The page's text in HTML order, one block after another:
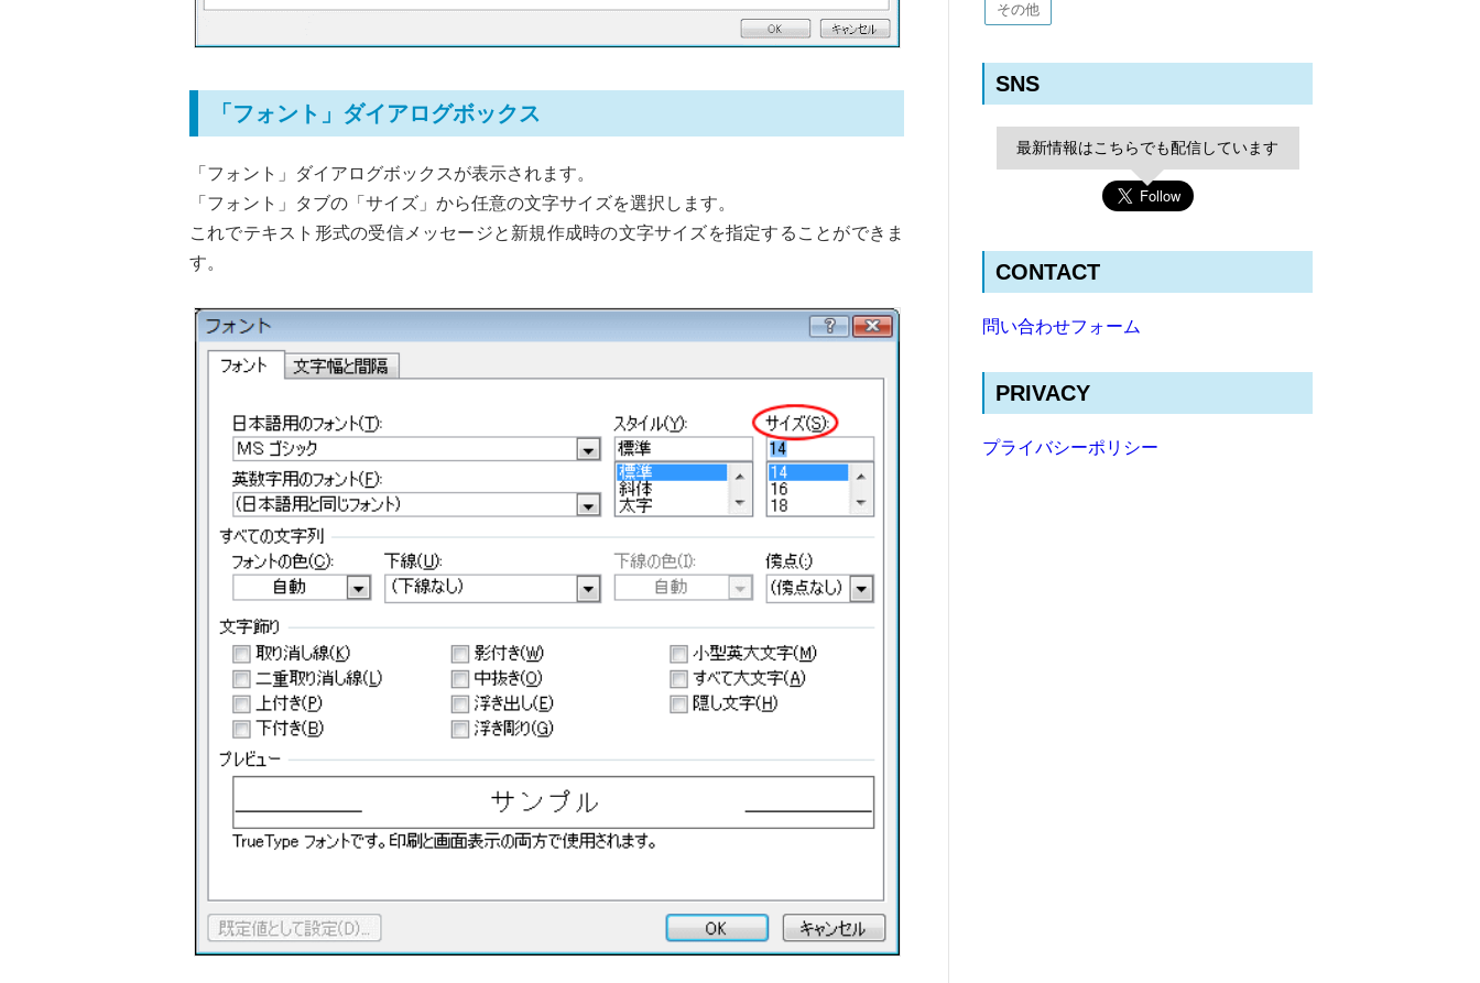
「フォント」ダイアログボックス
「フォント」ダイアログボックスが表示されます。
「フォント」タブの「サイズ」から任意の文字サイズを選択します。
これでテキスト形式の受信メッセージと新規作成時の文字サイズを指定することができま
す。
その他
SNS
最新情報はこちらでも配信しています
CONTACT
問い合わせフォーム
PRIVACY
プライバシーポリシー